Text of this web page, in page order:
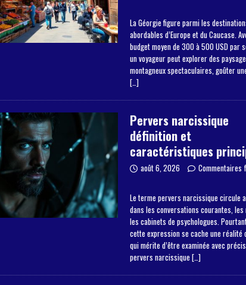
La Géorgie figure parmi les
abordables d’Europe et du Caucase.
budget moyen de 300 à 500 USD par
un voyageur peut explorer des
montagneux spectaculaires, goûter
[…]
Pervers narcissique
définition et
caractéristiques
août 6, 2026 Commentaires
Le terme pervers narcissique circule
dans les conversations courantes, les
les cabinets de psychologues.
cette expression se cache une réalité
qui mérite d’être examinée avec
pervers narcissique […]